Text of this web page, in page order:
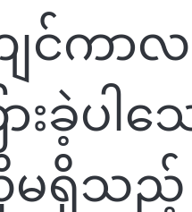
ျင်ကာ
းခဲ့ပါ
သည့် မ